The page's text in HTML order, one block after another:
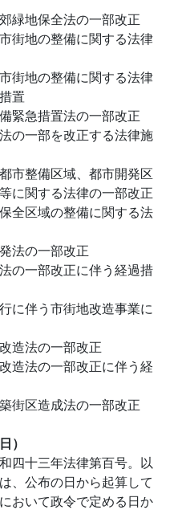
緑地保全法の一部改正
街地の整備に関する法律
街地の整備に関する法律
置
緊急措置法の一部改正
の一部を改正する法律施
市整備区域、都市開発区
に関する法律の一部改正
全区域の整備に関する法
法の一部改正
の一部改正に伴う経過措
に伴う市街地改造事業に
造法の一部改正
造法の一部改正に伴う経
街区造成法の一部改正
）
四十三年法律第百号。以
、公布の日から起算して
おいて政令で定める日か